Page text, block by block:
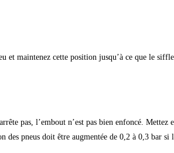
maintenez cette position jusqu’à ce que le
pas, l’embout n’est pas bien enfoncé. Mettez
pneus doit être augmentée de 0,2 à 0,3 bar si